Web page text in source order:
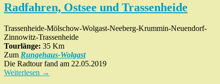
Radfahren, Ostsee und Trassenheide
Trassenheide-Mölschow-Wolgast-Neeberg-Krummin-Neuendorf-
Zinnowitz-Trassenheide
Tourlänge: 35 Km
Zum Rungehaus-Wolgast
Die Radtour fand am 22.05.2019
Weiterlesen →